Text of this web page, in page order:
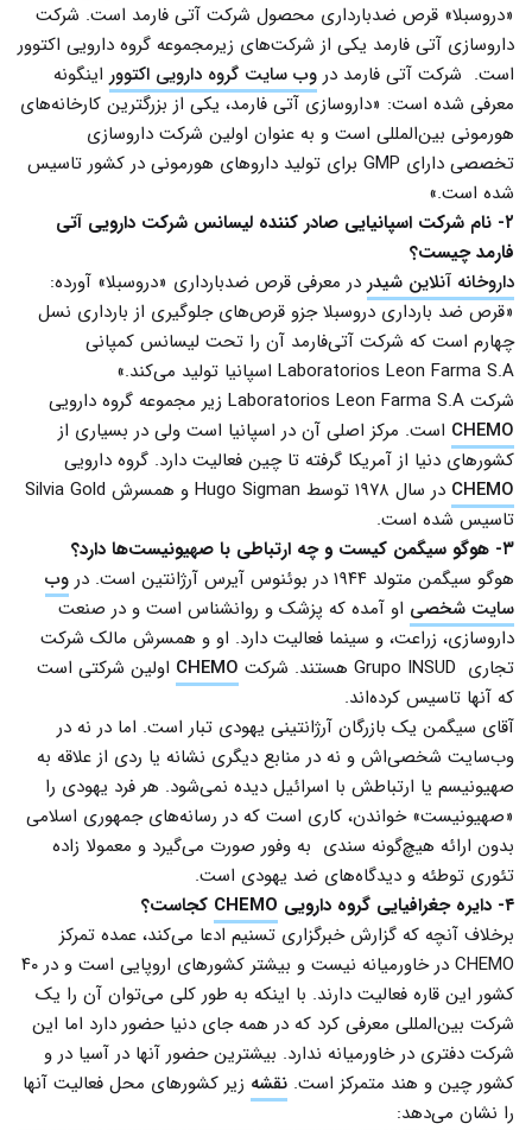
«دروسبلا» قرص ضدبارداری محصول شرکت آتی فارمد است. شرکت
داروسازی آتی فارمد یکی از شرکت‌های زیرمجموعه گروه دارویی اکتوور
است. شرکت آتی فارمد در وب سایت گروه دارویی اکتوور اینگونه
معرفی شده است: «داروسازی آتی فارمد، یکی از بزرگترین کارخانه‌های
هورمونی بین‌المللی است و به عنوان اولین شرکت داروسازی
تخصصی دارای GMP برای تولید داروهای هورمونی در کشور تاسیس
شده است.»
۲- نام شرکت اسپانیایی صادر کننده لیسانس شرکت دارویی آتی
فارمد چیست؟
داروخانه آنلاین شیدر در معرفی قرص ضدبارداری «دروسبلا» آورده:
«قرص ضد بارداری دروسبلا جزو قرص‌های جلوگیری از بارداری نسل
چهارم است که شرکت آتی‌فارمد آن را تحت لیسانس کمپانی
Laboratorios Leon Farma S.A اسپانیا تولید می‌کند.»
شرکت Laboratorios Leon Farma S.A زیر مجموعه گروه دارویی
CHEMO است. مرکز اصلی آن در اسپانیا است ولی در بسیاری از
کشورهای دنیا از آمریکا گرفته تا چین فعالیت دارد. گروه دارویی
CHEMO
در سال ۱۹۷۸ توسط Hugo Sigman و همسرش Silvia Gold
تاسیس شده است.
۳- هوگو سیگمن کیست و چه ارتباطی با صهیونیست‌ها دارد؟
هوگو سیگمن متولد ۱۹۴۴ در بوئنوس آیرس آرژانتین است. در
وب
سایت شخصی او آمده که پزشک و روانشناس است و در صنعت
داروسازی، زراعت، و سینما فعالیت دارد. او و همسرش مالک شرکت
تجاری Grupo INSUD هستند. شرکت
CHEMO اولین شرکتی است
که آنها تاسیس کرده‌اند.
آقای سیگمن یک بازرگان آرژانتینی یهودی تبار است. اما در نه در
وب‌سایت شخصی‌اش و نه در منابع دیگری نشانه یا ردی از علاقه به
صهیونیسم یا ارتباطش با اسرائیل دیده نمی‌شود. هر فرد یهودی را
«صهیونیست» خواندن، کاری است که در رسانه‌های جمهوری اسلامی
بدون ارائه هیچ‌گونه سندی به وفور صورت می‌گیرد و معمولا زاده
تئوری توطئه و دیدگاه‌های ضد یهودی است.
۴- دایره جغرافیایی گروه دارویی
CHEMO کجاست؟
برخلاف آنچه که گزارش خبرگزاری تسنیم ادعا می‌کند، عمده تمرکز
CHEMO در خاورمیانه نیست و بیشتر کشورهای اروپایی است و در ۴۰
کشور این قاره فعالیت دارند. با اینکه به طور کلی می‌توان آن را یک
شرکت بین‌المللی معرفی کرد که در همه جای دنیا حضور دارد اما این
شرکت دفتری در خاورمیانه ندارد. بیشترین حضور آنها در آسیا در و
کشور چین و هند متمرکز است. نقشه زیر کشورهای محل فعالیت آنها
را نشان می‌دهد: